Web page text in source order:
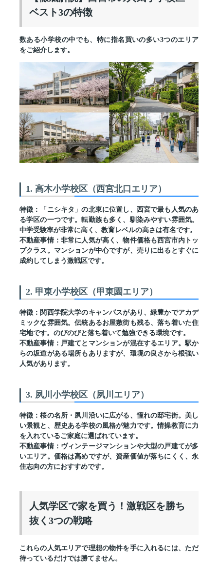
ベスト3の特徴
数ある小学校の中でも、特に指名買いの多い3つのエリア
をご紹介します。
1. 高木小学校区（西宮北口エリア）
特徴：
「ニシキタ」の北東に位置し、西宮で最も人気のあ
る学区の一つです。転勤族も多く、馴染みやすい雰囲気。
中学受験率が非常に高く、教育レベルの高さは有名です。
不動産事情： 非常に人気が高く、物件価格も西宮市内トッ
プクラス。マンションが中心ですが、売りに出るとすぐに
成約してしまう激戦区です。
2. 甲東小学校区（甲東園エリア）
特徴： 関西学院大学のキャンパスがあり、緑豊かでアカデ
ミックな雰囲気。伝統あるお屋敷街も残る、落ち着いた住
宅地です。のびのびと落ち着いて勉強できる環境です。
不動産事情： 戸建てとマンションが混在するエリア。駅か
らの坂道がある場所もありますが、環境の良さから根強い
人気があります。
3. 夙川小学校区（夙川エリア）
特徴：桜の名所・夙川沿いに広がる、憧れの邸宅街。美し
い景観と、歴史ある学校の風格が魅力です。情操教育に力
を入れているご家庭に選ばれています。
不動産事情： ヴィンテージマンションや大型の戸建てが多
いエリア。価格は高めですが、資産価値が落ちにくく、永
住志向の方におすすめです。
人気学区で家を買う！激戦区を勝ち
抜く3つの戦略
これらの人気エリアで理想の物件を手に入れるには、ただ
待っているだけでは勝てません。